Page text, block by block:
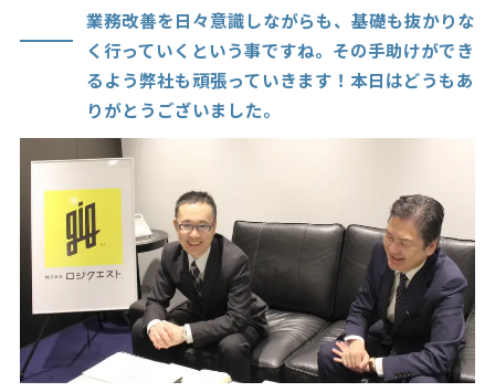
業務改善を日々意識しながらも、基礎も抜かりな
く行っていくという事ですね。その手助けができ
るよう弊社も頑張っていきます！本日はどうもあ
りがとうございました。